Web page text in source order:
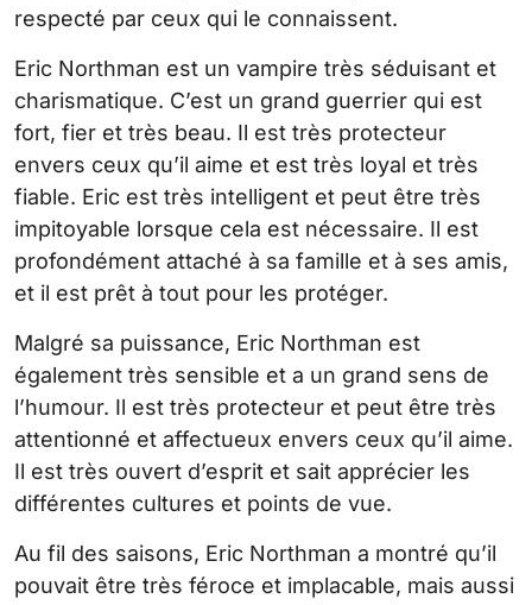
respecté par ceux qui le connaissent.
Eric Northman est un vampire très séduisant et
charismatique. C’est un grand guerrier qui est
fort, fier et très beau. Il est très protecteur
envers ceux qu’il aime et est très loyal et très
fiable. Eric est très intelligent et peut être très
impitoyable lorsque cela est nécessaire. Il est
profondément attaché à sa famille et à ses amis,
et il est prêt à tout pour les protéger.
Malgré sa puissance, Eric Northman est
également très sensible et a un grand sens de
l’humour. Il est très protecteur et peut être très
attentionné et affectueux envers ceux qu’il aime.
Il est très ouvert d’esprit et sait apprécier les
différentes cultures et points de vue.
Au fil des saisons, Eric Northman a montré qu’il
pouvait être très féroce et implacable, mais aussi